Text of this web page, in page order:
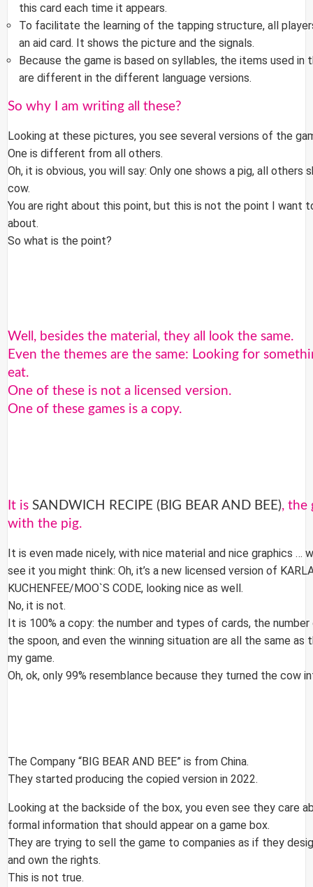
this card each time it appears.
To facilitate the learning of the tapping structure, all
an aid card. It shows the picture and the signals.
Because the game is based on syllables, the items used in
are different in the different language versions.
So why I am writing all these?
Looking at these pictures, you see several versions of the
One is different from all others.
Oh, it is obvious, you will say: Only one shows a pig, all others
cow.
You are right about this point, but this is not the point I want
about.
So what is the point?
Well, besides the material, they all look the same.
Even the themes are the same: Looking for
eat.
One of these is not a licensed version.
One of these games is a copy.
It is SANDWICH RECIPE (BIG BEAR AND BEE), the
with the pig.
It is even made nicely, with nice material and nice graphics …
see it you might think: Oh, it’s a new licensed version of
KUCHENFEE/MOO`S CODE, looking nice as well.
No, it is not.
It is 100% a copy: the number and types of cards, the
the spoon, and even the winning situation are all the same as
my game.
Oh, ok, only 99% resemblance because they turned the cow
The Company “BIG BEAR AND BEE” is from China.
They started producing the copied version in 2022.
Looking at the backside of the box, you even see they care
formal information that should appear on a game box.
They are trying to sell the game to companies as if they
and own the rights.
This is not true.